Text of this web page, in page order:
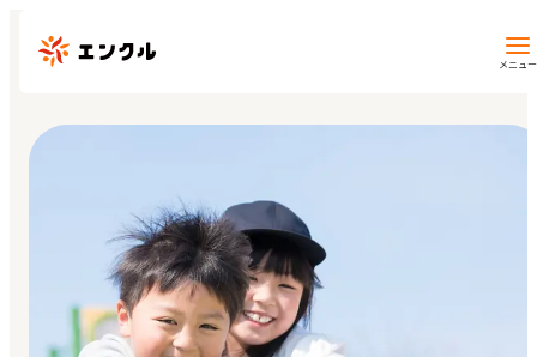
メニュー
地図から探す
地域から探す